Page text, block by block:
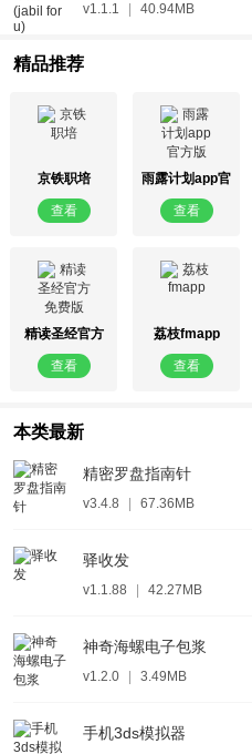
v1.1.1 40.94MB
精品推荐
京铁职培
查看
雨露计划app官
方版
查看
精读圣经官方
免费版
查看
荔枝fmapp
查看
本类最新
精密罗盘指南针
v3.4.8 67.36MB
驿收发
v1.1.88 42.27MB
神奇海螺电子包浆
v1.2.0 3.49MB
手机3ds模拟器